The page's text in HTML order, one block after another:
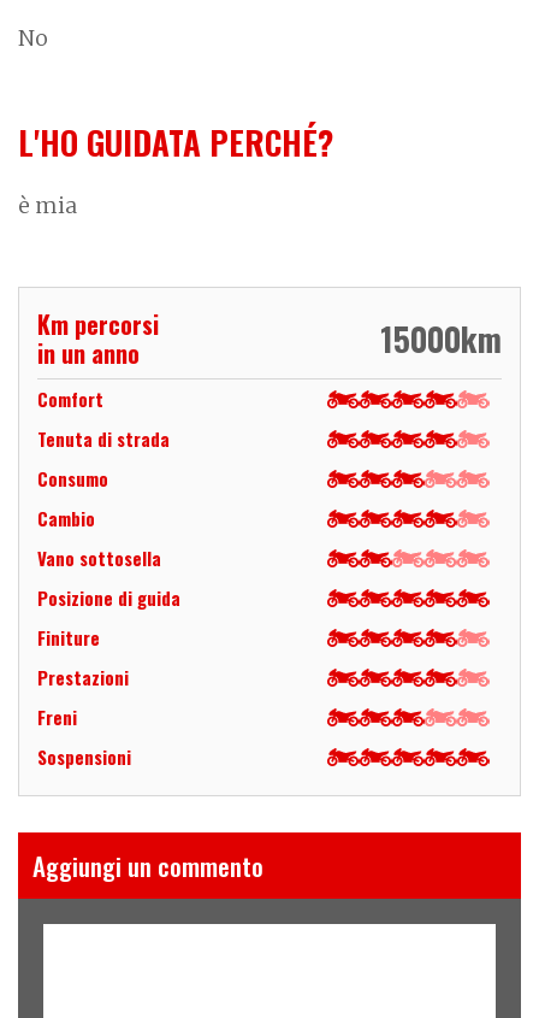
No
L'HO GUIDATA PERCHÉ?
è mia
Km percorsi
in un anno
15000km
Comfort
Tenuta di strada
Consumo
Cambio
Vano sottosella
Posizione di guida
Finiture
Prestazioni
Freni
Sospensioni
Aggiungi un commento